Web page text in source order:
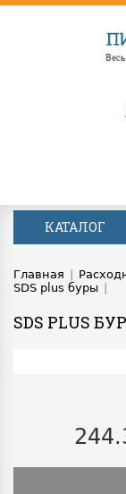
КАТАЛОГ
Главная
SDS plus буры
SDS PLUS